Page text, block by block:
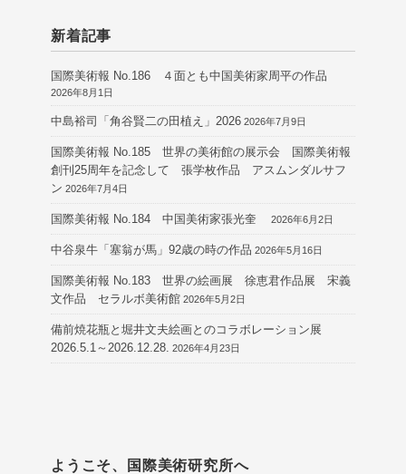
新着記事
国際美術報 No.186 ４面とも中国美術家周平の作品
2026年8月1日
中島裕司「角谷賢二の田植え」2026 2026年7月9日
国際美術報 No.185 世界の美術館の展示会 国際美術報
創刊25周年を記念して 張学枚作品 アスムンダルサフ
ン 2026年7月4日
国際美術報 No.184 中国美術家張光奎 2026年6月2日
中谷泉牛「塞翁が馬」92歳の時の作品 2026年5月16日
国際美術報 No.183 世界の絵画展 徐恵君作品展 宋義
文作品 セラルボ美術館 2026年5月2日
備前焼花瓶と堀井文夫絵画とのコラボレーション展
2026.5.1～2026.12.28. 2026年4月23日
ようこそ、国際美術研究所へ